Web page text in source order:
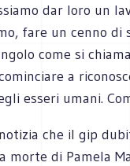
dar loro un
fare un cenno di
come si
a
esseri umani.
che il gip
morte di Pamela